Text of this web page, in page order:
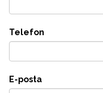
Telefon
E-posta